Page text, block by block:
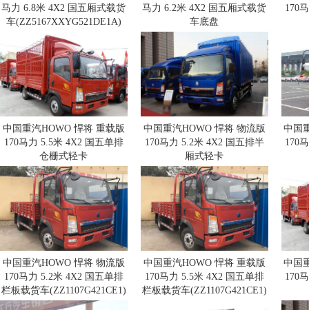
马力 6.8米 4X2 国五厢式载货
车(ZZ5167XXYG521DE1A)
马力 6.2米 4X2 国五厢式载货
车底盘
(ZZ5167XXYG471DE1A)
170
中国重汽HOWO 悍将 重载版
170马力 5.5米 4X2 国五单排
仓栅式轻卡
(ZZ5107CCYG421CE1)
中国重汽HOWO 悍将 物流版
170马力 5.2米 4X2 国五排半
厢式轻卡
(ZZ5107XXYG421CE1)
中国
170
中国重汽HOWO 悍将 物流版
170马力 5.2米 4X2 国五单排
栏板载货车(ZZ1107G421CE1)
中国重汽HOWO 悍将 重载版
170马力 5.5米 4X2 国五单排
栏板载货车(ZZ1107G421CE1)
中国
170